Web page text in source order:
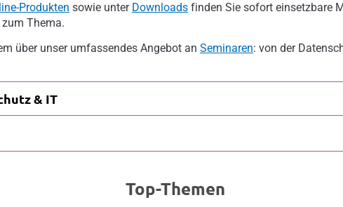
Produkten sowie unter Downloads finden Sie sofort einsetzbare
Thema.
über unser umfassendes Angebot an Seminaren: von der
& IT
Top-Themen